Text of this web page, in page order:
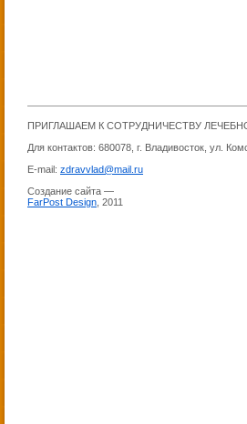
ПРИГЛАШАЕМ К СОТРУДНИЧЕСТВУ
Для контактов: 680078, г. Владивосток, ул.
E-mail: zdravvlad@mail.ru
Создание сайта —
FarPost Design , 2011